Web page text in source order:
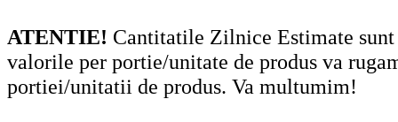
ATENTIE! Cantitatile Zilnice Estimate
valorile per portie/unitate de produs va
portiei/unitatii de produs. Va multumim!